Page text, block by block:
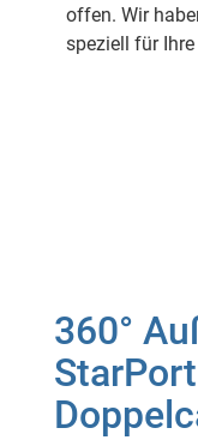
offen. Wir
speziell für
360°